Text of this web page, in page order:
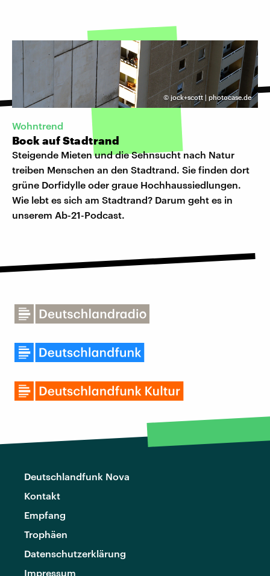
© jock+scott | photocase.de
Wohntrend
Bock auf Stadtrand
Steigende Mieten und die Sehnsucht nach Natur
treiben Menschen an den Stadtrand. Sie finden dort
grüne Dorfidylle oder graue Hochhaussiedlungen.
Wie lebt es sich am Stadtrand? Darum geht es in
unserem Ab-21-Podcast.
Deutschlandfunk Nova
Kontakt
Empfang
Trophäen
Datenschutzerklärung
Impressum